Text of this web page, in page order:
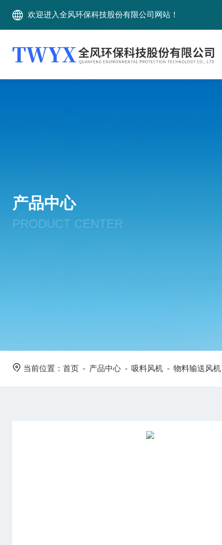
欢迎进入全风环保科技股份有限公司网站！
产品中心
PRODUCT CENTER
当前位置： 首页 - 产品中心 - 吸料风机 - 物料输送风机